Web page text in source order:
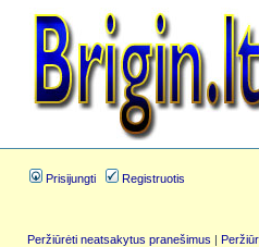
Prisijungti Registruotis
Peržiūrėti neatsakytus pranešimus |